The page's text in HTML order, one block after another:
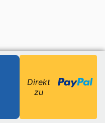
Direkt
zu